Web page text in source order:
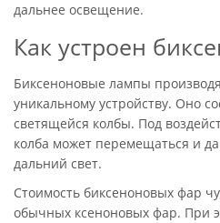
дальнее освещение.
Как устроен
Биксеноновые лампы
уникальному устройству. Оно
светящейся колбы. Под
колба может перемещаться и
дальний свет.
Стоимость биксеноновых фар
обычных ксеноновых фар. При